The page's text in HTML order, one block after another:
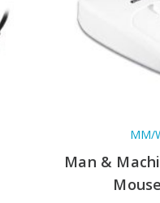
MM/
Man &